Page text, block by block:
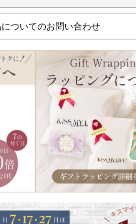
ついてのお問い合わせ